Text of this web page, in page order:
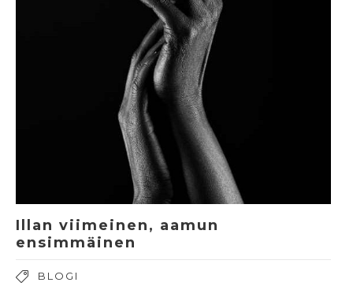
Illan viimeinen, aamun
ensimmäinen
BLOGI